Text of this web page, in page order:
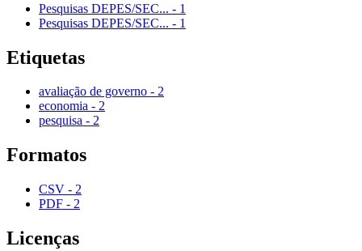
Pesquisas DEPES/SEC... - 1
Pesquisas DEPES/SEC... - 1
Etiquetas
avaliação de governo - 2
economia - 2
pesquisa - 2
Formatos
CSV - 2
PDF - 2
Licenças